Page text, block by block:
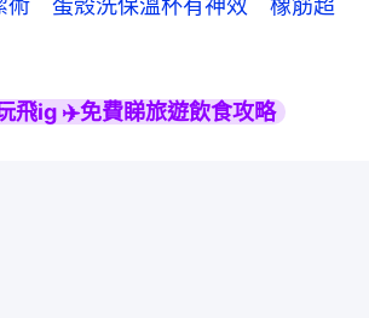
　蛋殼洗保溫杯有神效　橡筋超
飛ig ✈️免費睇旅遊飲食攻略